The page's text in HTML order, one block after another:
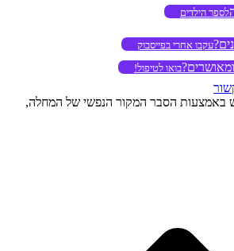
לספר הילדים
עקבו אחרי בפייסבוק
בואו לטיפול!
באמצעות הסבר המקור הנפשי של המחלה,